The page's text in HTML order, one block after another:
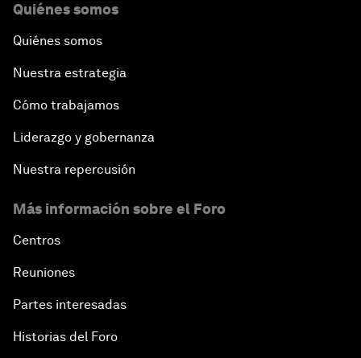
Quiénes somos
Quiénes somos
Nuestra estrategia
Cómo trabajamos
Liderazgo y gobernanza
Nuestra repercusión
Más información sobre el Foro
Centros
Reuniones
Partes interesadas
Historias del Foro